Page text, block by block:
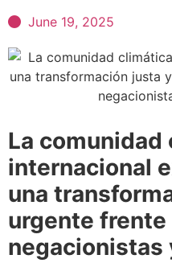
June 19, 2025
La comunidad
internacional
una
urgente
negacionistas